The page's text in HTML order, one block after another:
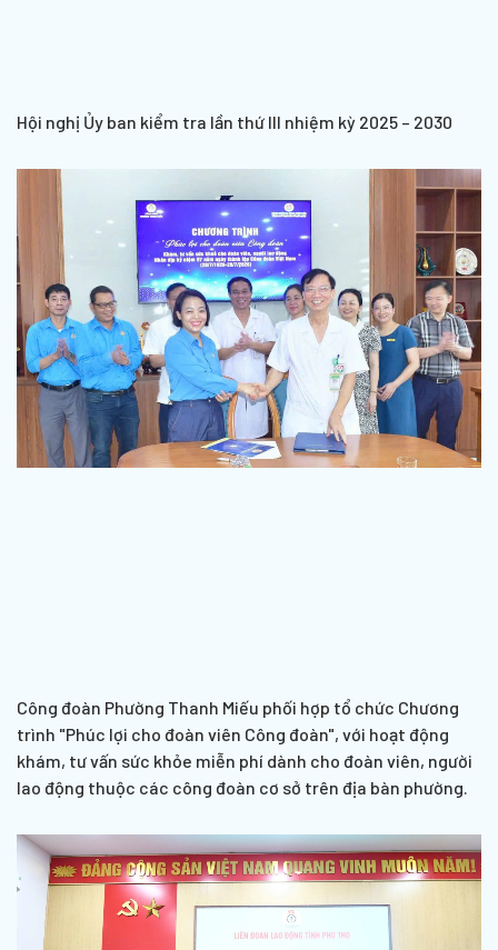
Hội nghị Ủy ban kiểm tra lần thứ III nhiệm kỳ 2025 – 2030
Công đoàn Phường Thanh Miếu phối hợp tổ chức Chương
trình "Phúc lợi cho đoàn viên Công đoàn", với hoạt động
khám, tư vấn sức khỏe miễn phí dành cho đoàn viên, người
lao động thuộc các công đoàn cơ sở trên địa bàn phường.